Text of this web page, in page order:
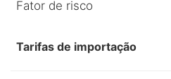
Fator de risco
Tarifas de importação